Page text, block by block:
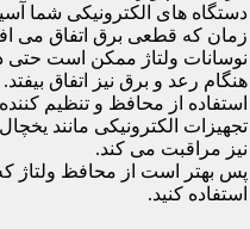
دستگاه های الکترونیکی شما
زمان که قطعی برق اتفاق می
نوسانات ولتاژ ممکن است حتی
هنگام رعد و برق نیز اتفاق بیفتد.
استفاده از محافظ و تنظیم کننده
تجهیزات الکترونیکی مانند
نیز مراقبت می کند.
پس بهتر است از محافظ ولتاژ
استفاده کنید.